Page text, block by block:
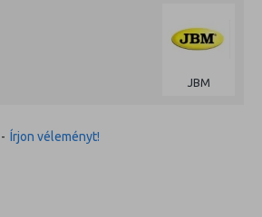
JBM
- Írjon véleményt!